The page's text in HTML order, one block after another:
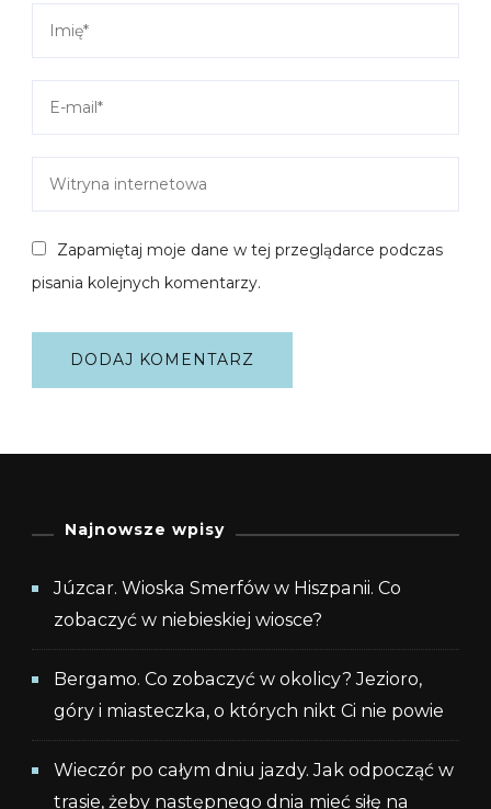
Zapamiętaj moje dane w tej przeglądarce podczas
pisania kolejnych komentarzy.
Najnowsze wpisy
Júzcar. Wioska Smerfów w Hiszpanii. Co
zobaczyć w niebieskiej wiosce?
Bergamo. Co zobaczyć w okolicy? Jezioro,
góry i miasteczka, o których nikt Ci nie powie
Wieczór po całym dniu jazdy. Jak odpocząć w
trasie, żeby następnego dnia mieć siłę na